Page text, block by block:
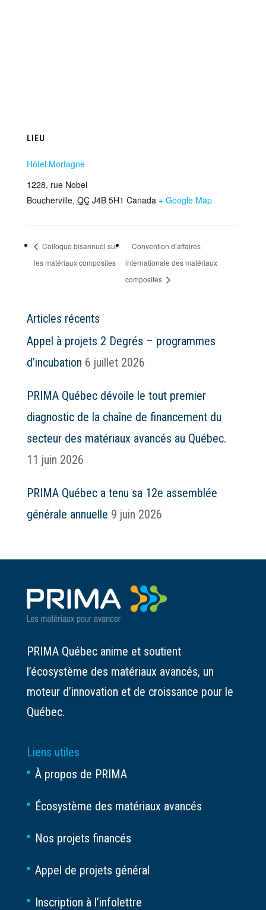
LIEU
Hôtel Mortagne
1228, rue Nobel
Boucherville, QC J4B 5H1 Canada + Google Map
Colloque bisannuel sur
les matériaux composites
Convention d’affaires
internationale des matériaux
composites
Articles récents
Appel à projets 2 Degrés – programmes
d’incubation 6 juillet 2026
PRIMA Québec dévoile le tout premier
diagnostic de la chaîne de financement du
secteur des matériaux avancés au Québec.
11 juin 2026
PRIMA Québec a tenu sa 12e assemblée
générale annuelle 9 juin 2026
PRIMA Québec anime et soutient
l’écosystème des matériaux avancés, un
moteur d’innovation et de croissance pour le
Québec.
Liens utiles
À propos de PRIMA
Écosystème des matériaux avancés
Nos projets financés
Appel de projets général
Inscription à l’infolettre